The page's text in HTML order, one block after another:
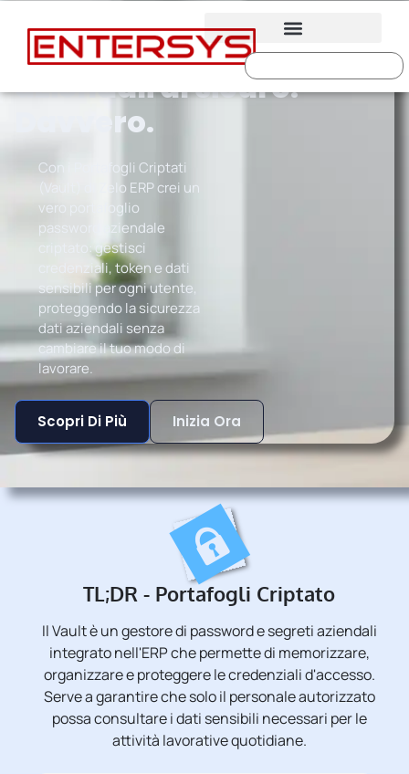
Metti le password
aziendali al sicuro.
Davvero.
Con i Portafogli Criptati
(Vault) di Zelo ERP crei un
vero portafoglio
password aziendale
criptato: gestisci
credenziali, token e dati
sensibili per ogni utente,
proteggendo la sicurezza
dati aziendali senza
cambiare il tuo modo di
lavorare.
Scopri Di Più Inizia Ora
TL;DR - Portafogli Criptato
Il Vault è un gestore di password e segreti aziendali
integrato nell'ERP che permette di memorizzare,
organizzare e proteggere le credenziali d'accesso.
Serve a garantire che solo il personale autorizzato
possa consultare i dati sensibili necessari per le
attività lavorative quotidiane.